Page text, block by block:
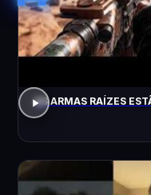
AS ARMAS RAÍZES